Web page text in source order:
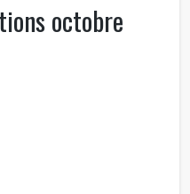
octobre